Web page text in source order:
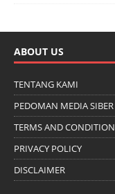
ABOUT US
TENTANG KAMI
PEDOMAN MEDIA SIBER
TERMS AND CONDITION
PRIVACY POLICY
DISCLAIMER